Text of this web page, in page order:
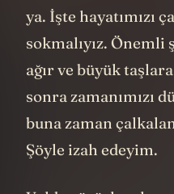
ya. İşte hayatımızı
sokmalıyız. Önemli
ağır ve büyük
sonra zamanımızı
buna zaman
Şöyle izah edeyim.